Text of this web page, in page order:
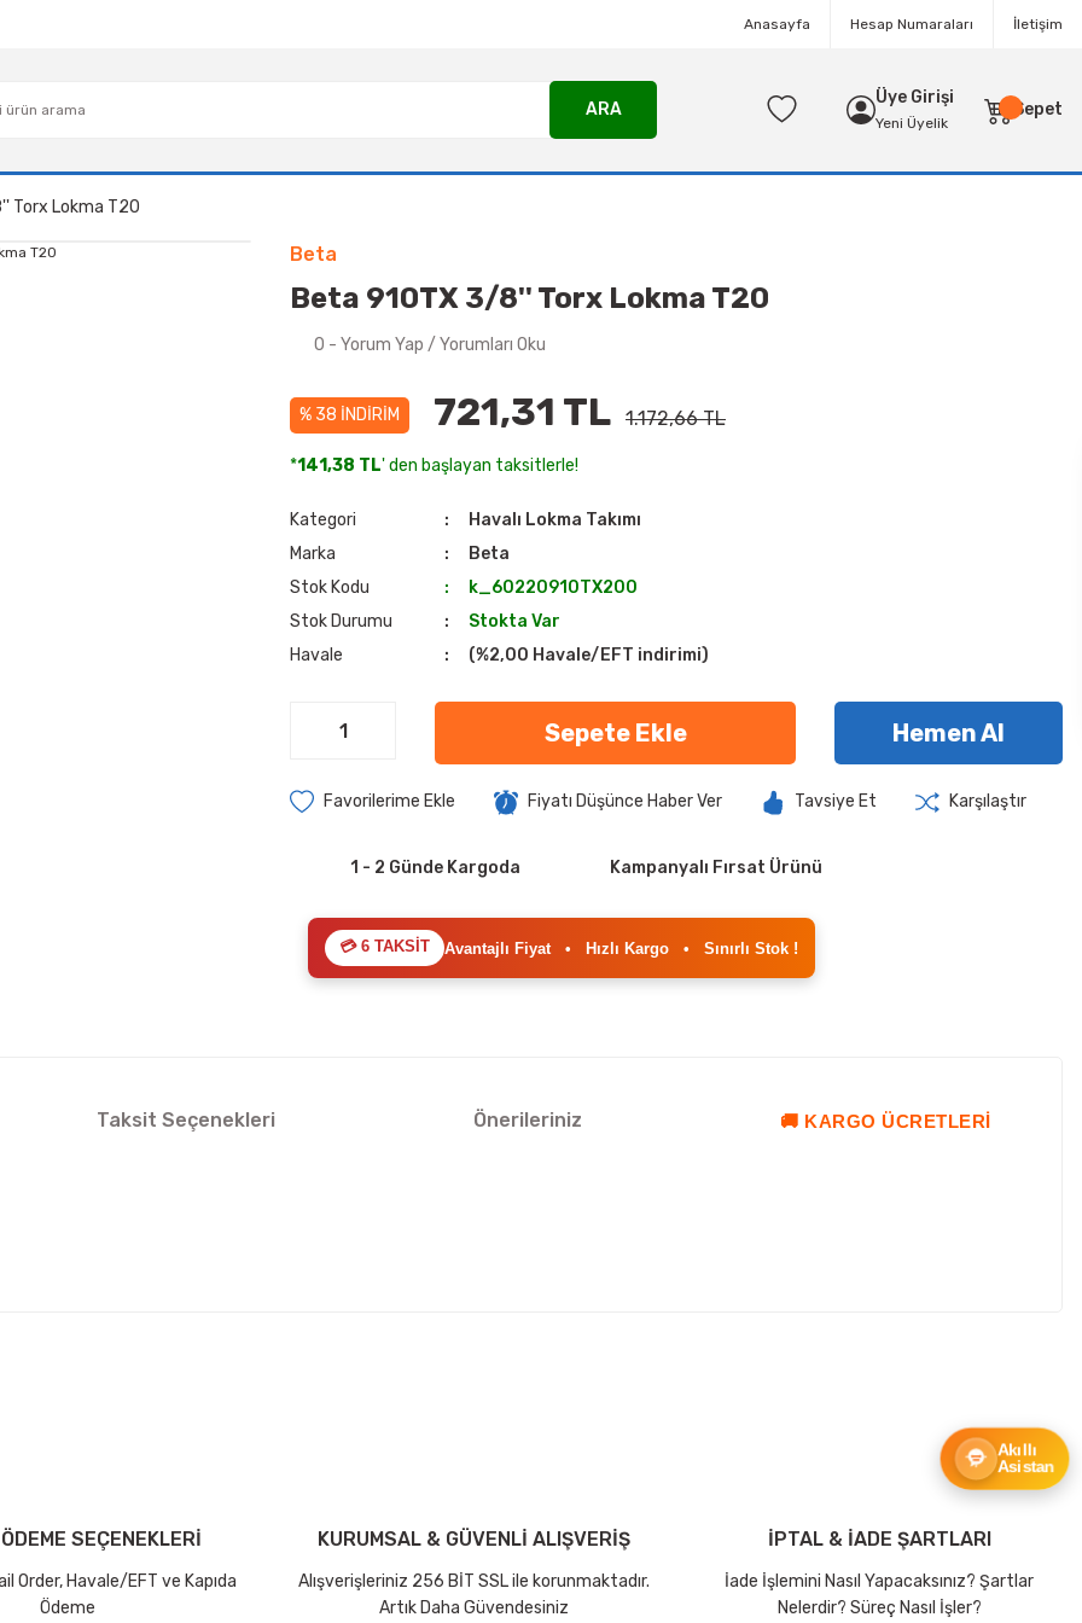
Anasayfa Hesap Numaraları İletişim
ARA
Üye Girişi
Yeni Üyelik
Sepet
Torx Lokma T20
Beta
Beta 910TX 3/8'' Torx Lokma T20
0 - Yorum Yap / Yorumları Oku
% 38 İNDİRİM 721,31 TL 1.172,66 TL
*141,38 TL' den başlayan taksitlerle!
Kategori
Havalı Lokma Takımı
Marka
Beta
Stok Kodu
k_60220910TX200
Stok Durumu
Stokta Var
Havale
(%2,00 Havale/EFT indirimi)
Sepete Ekle Hemen Al
Fiyatı Düşünce Haber Ver Tavsiye Et Karşılaştır
1 - 2 Günde Kargoda Kampanyalı Fırsat Ürünü
💳 6 TAKSİT Avantajlı Fiyat • Hızlı Kargo • Sınırlı Stok !
Taksit Seçenekleri Önerileriniz 🚚 KARGO ÜCRETLERI
SEÇENEKLERİ
Order, Havale/EFT ve Kapıda
Ödeme
KURUMSAL & GÜVENLİ ALIŞVERİŞ
Alışverişleriniz 256 BİT SSL ile korunmaktadır.
Artık Daha Güvendesiniz
İPTAL & İADE ŞARTLARI
İade İşlemini Nasıl Yapacaksınız? Şartlar
Nelerdir? Süreç Nasıl İşler?
Akıllı
Asistan